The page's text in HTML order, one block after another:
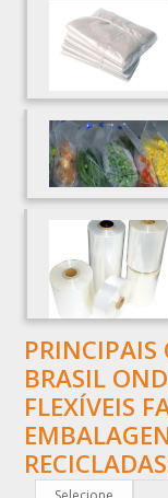
BOBINA
BOBINA
BOBINA
BOBINA SACO
BOBINAS EM
BOBINAS PARA
BOBINAS
BOBINAS
BOBINAS
BOBINAS
BOBINAS
BOBINAS
CAIXA
CAPA PLÁSTICA
CAPA PLÁSTICA
PRINCIPAIS
BRASIL
FLEXÍVEIS